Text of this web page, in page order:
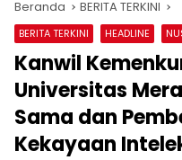
Beranda BERITA TERKINI
BERITA TERKINI HEADLINE
Kanwil
Universitas
Sama dan
Kekayaan